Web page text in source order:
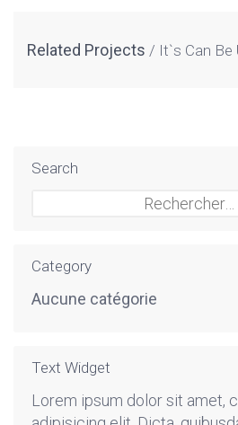
Related Projects It`s Can Be
Search
Category
Aucune catégorie
Text Widget
Lorem ipsum dolor sit amet,